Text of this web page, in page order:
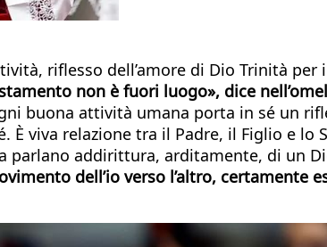
riflesso dell’amore di Dio Trinità
non è fuori luogo», dice
buona attività umana porta in sé un
viva relazione tra il Padre, il Figlio e lo
addirittura, arditamente, di un
dell’io verso l’altro, certamente